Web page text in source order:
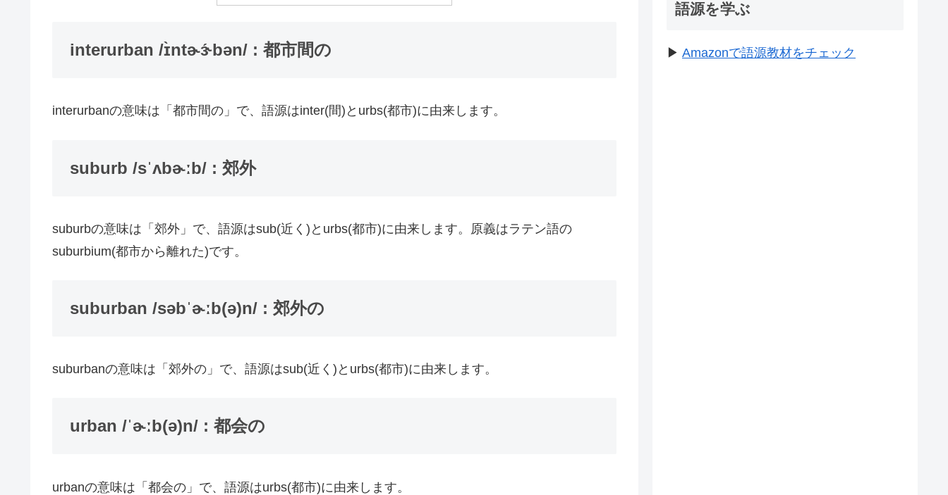
interurban /ɪ̀ntɚɝ́bən/ : 都市間の
interurbanの意味は「都市間の」で、語源はinter(間)とurbs(都市)に由来します。
suburb /sˈʌbɚːb/ : 郊外
suburbの意味は「郊外」で、語源はsub(近く)とurbs(都市)に由来します。原義はラテン語の
suburbium(都市から離れた)です。
suburban /səbˈɚːb(ə)n/ : 郊外の
suburbanの意味は「郊外の」で、語源はsub(近く)とurbs(都市)に由来します。
urban /ˈɚːb(ə)n/ : 都会の
urbanの意味は「都会の」で、語源はurbs(都市)に由来します。
語源を学ぶ
▶︎ Amazonで語源教材をチェック